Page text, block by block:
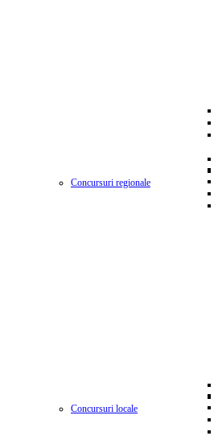
Concursuri regionale
Concursuri locale